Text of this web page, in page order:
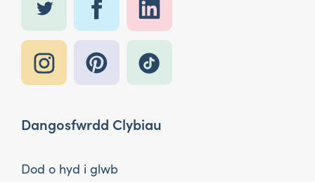
Dangosfwrdd Clybiau
Dod o hyd i glwb